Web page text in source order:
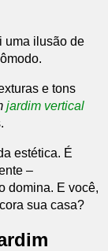
uma ilusão de
e tons
jardim vertical
estética. É
–
domina. E você,
sua casa?